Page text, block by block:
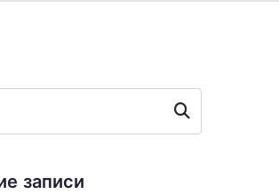
Поиск
записи